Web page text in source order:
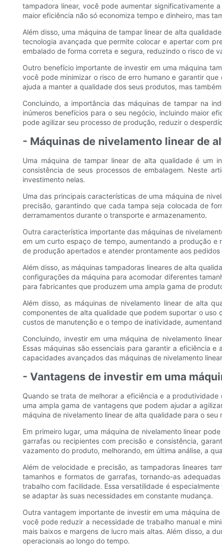
tampadora linear, você pode aumentar significativamente
maior eficiência não só economiza tempo e dinheiro, mas
Além disso, uma máquina de tampar linear de alta
tecnologia avançada que permite colocar e apertar com
embalado de forma correta e segura, reduzindo o risco de
Outro benefício importante de investir em uma máquina
você pode minimizar o risco de erro humano e garantir
ajuda a manter a qualidade dos seus produtos, mas
Concluindo, a importância das máquinas de tampar na
inúmeros benefícios para o seu negócio, incluindo maior
pode agilizar seu processo de produção, reduzir o
- Máquinas de nivelamento linear de
Uma máquina de tampar linear de alta qualidade é um
consistência de seus processos de embalagem. Neste
investimento nelas.
Uma das principais características de uma máquina de
precisão, garantindo que cada tampa seja colocada de
derramamentos durante o transporte e armazenamento.
Outra característica importante das máquinas de
em um curto espaço de tempo, aumentando a produção
de produção apertados e atender prontamente aos pedidos
Além disso, as máquinas tampadoras lineares de alta
configurações da máquina para acomodar diferentes
para fabricantes que produzem uma ampla gama de
Além disso, as máquinas de nivelamento linear de alta
componentes de alta qualidade que podem suportar o
custos de manutenção e o tempo de inatividade,
Concluindo, investir em uma máquina de nivelamento
Essas máquinas são essenciais para garantir a eficiência
capacidades avançados das máquinas de nivelamento
- Vantagens de investir em uma
Quando se trata de melhorar a eficiência e a
uma ampla gama de vantagens que podem ajudar a
máquina de nivelamento linear de alta qualidade para o seu
Em primeiro lugar, uma máquina de nivelamento linear
garrafas ou recipientes com precisão e consistência,
vazamento do produto, melhorando, em última análise, a
Além de velocidade e precisão, as tampadoras lineares
tamanhos e formatos de garrafas, tornando-as
trabalho com facilidade. Essa versatilidade é
se adaptar às suas necessidades em constante mudança.
Outra vantagem importante de investir em uma máquina
você pode reduzir a necessidade de trabalho manual e
mais baixos e margens de lucro mais altas. Além disso, a
operacionais ao longo do tempo.